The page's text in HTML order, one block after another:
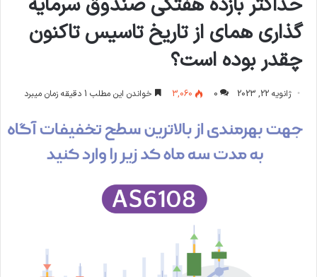
گذاری همای از تاریخ تاسیس تاکنون
چقدر بوده است؟
ژانویه 22, 2023 0
3,060 خواندن این مطلب 1 دقیقه زمان میبرد